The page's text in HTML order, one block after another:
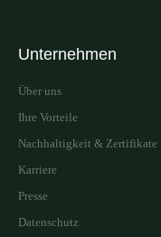
Unternehmen
Über uns
Ihre Vorteile
Nachhaltigkeit & Zertifikate
Karriere
Presse
Datenschutz